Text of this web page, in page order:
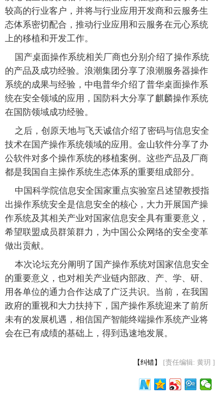
较高的行业客户，并将与行业应用开发商和云服务生
态体系密切配合，推动行业应用和云服务在元心系统
上的移植和开发工作。
国产桌面操作系统相关厂商也分别介绍了操作系统
的产品及成功经验。浪潮集团分享了浪潮服务器操作
系统的成果与经验，中电普华介绍了普华桌面操作系
统在安全领域的应用，国防科大分享了麒麟操作系统
在国防领域成功经验。
之后，创原天地与飞天诚信介绍了密码与信息安全
技术在国产操作系统领域的应用。金山软件分享了办
公软件对多个操作系统的移植案例。这些产品及厂商
都是我国自主操作系统生态体系的重要组成部分。
中国科学院信息安全国家重点实验室吕述望教授指
出操作系统安全是信息安全的核心，大力开展国产操
作系统及其相关产业对国家信息安全具有重要意义，
希望联盟成员群策群力，为中国公众网络的安全变革
做出贡献。
本次论坛充分阐明了国产操作系统对国家信息安全
的重要意义，也对相关产业链内部政、产、学、研、
用各单位的通力合作达成了广泛共识。当前，在我国
政府的重视和大力扶持下，国产操作系统迎来了前所
未有的发展机遇，相信国产智能终端操作系统产业将
会在已有成绩的基础上，得到迅速地发展。
【纠错】 [责任编辑: 黄玥 ]